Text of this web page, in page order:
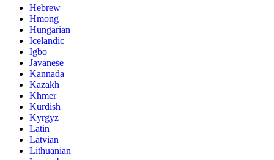
Hebrew
Hmong
Hungarian
Icelandic
Igbo
Javanese
Kannada
Kazakh
Khmer
Kurdish
Kyrgyz
Latin
Latvian
Lithuanian